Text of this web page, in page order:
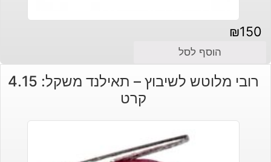
₪150
הוסף לסל
רובי מלוטש לשיבוץ – תאילנד משקל: 4.15
קרט